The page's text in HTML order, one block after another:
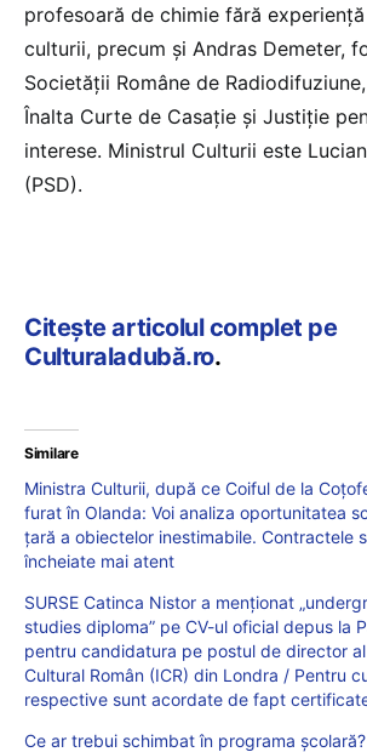
profesoară de chimie fără
culturii, precum și Andras Demeter,
Societății Române de
Înalta Curte de Casație și Justiție
interese. Ministrul Culturii este
(PSD).
Citește articolul complet pe
Culturaladubă.ro.
Similare
Ministra Culturii, după ce Coiful de la
furat în Olanda: Voi analiza oportunitatea
ţară a obiectelor inestimabile. Contractele
încheiate mai atent
SURSE Catinca Nistor a menționat
studies diploma” pe CV-ul oficial depus la
pentru candidatura pe postul de director
Cultural Român (ICR) din Londra / Pentru
respective sunt acordate de fapt
Ce ar trebui schimbat în programa